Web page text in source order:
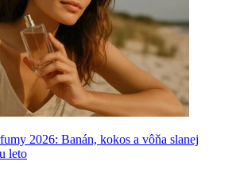
2026: Banán, kokos a vôňa slanej
leto